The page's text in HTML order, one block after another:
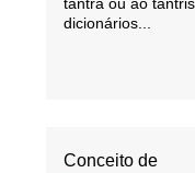
dicionários...
Conceito de